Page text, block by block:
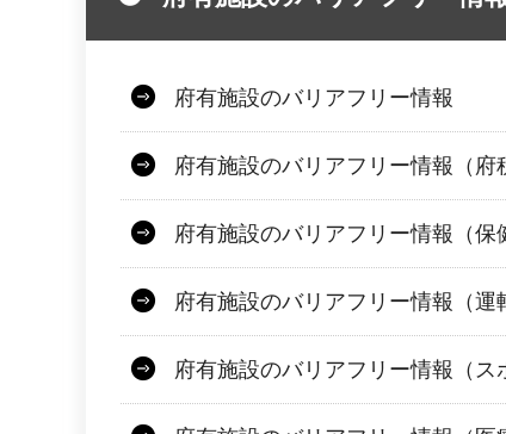
府有施設のバリアフリー情報
府有施設のバリアフリー情報（府
府有施設のバリアフリー情報（保
府有施設のバリアフリー情報（運
府有施設のバリアフリー情報（ス